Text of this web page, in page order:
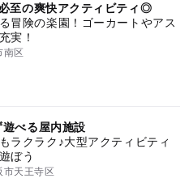
至の爽快アクティビティ◎
冒険の楽園！ゴーカートやアス
実！
南区
べる屋内施設
ラクラク♪大型アクティビティ
ぼう
市天王寺区